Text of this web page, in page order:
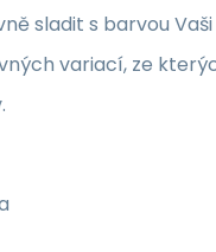
sladit s barvou
variací, ze